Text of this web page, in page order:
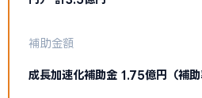
補助金額
成長加速化補助金 1.75億円（補助